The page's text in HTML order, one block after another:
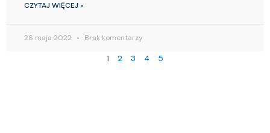
CZYTAJ WIĘCEJ »
26 maja 2022 Brak komentarzy
1 2 3 4 5